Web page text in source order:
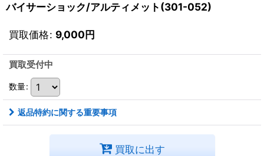
バイサーショック/アルティメット(301-052)
買取価格: 9,000円
買取受付中
数量:
返品特約に関する重要事項
買取に出す